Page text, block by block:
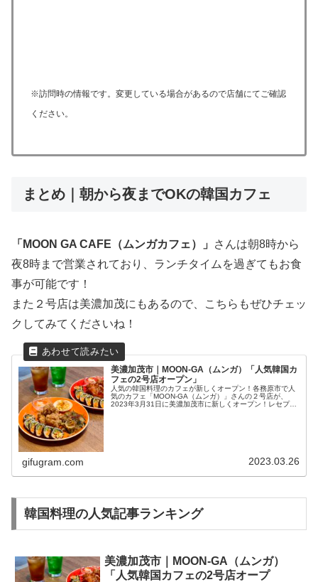
※訪問時の情報です。変更している場合があるので店舗にてご確認
ください。
まとめ｜朝から夜までOKの韓国カフェ
「MOON GA CAFE（ムンガカフェ）」
さんは朝8時から
夜8時まで営業されており、ランチタイムを過ぎてもお食
事が可能です！
また２号店は美濃加茂にもあるので、こちらもぜひチェッ
クしてみてくださいね！
美濃加茂市｜MOON-GA（ムンガ）「人気韓国カ
フェの2号店オープン」
人気の韓国料理のカフェが新しくオープン！各務原市で人
気のカフェ「MOON-GA（ムンガ）」さんの２号店が、
2023年3月31日に美濃加茂市に新しくオープン！レセプシ
gifugram.com 2023.03.26
韓国料理の人気記事ランキング
美濃加茂市｜MOON-GA（ムンガ）
「人気韓国カフェの2号店オープ